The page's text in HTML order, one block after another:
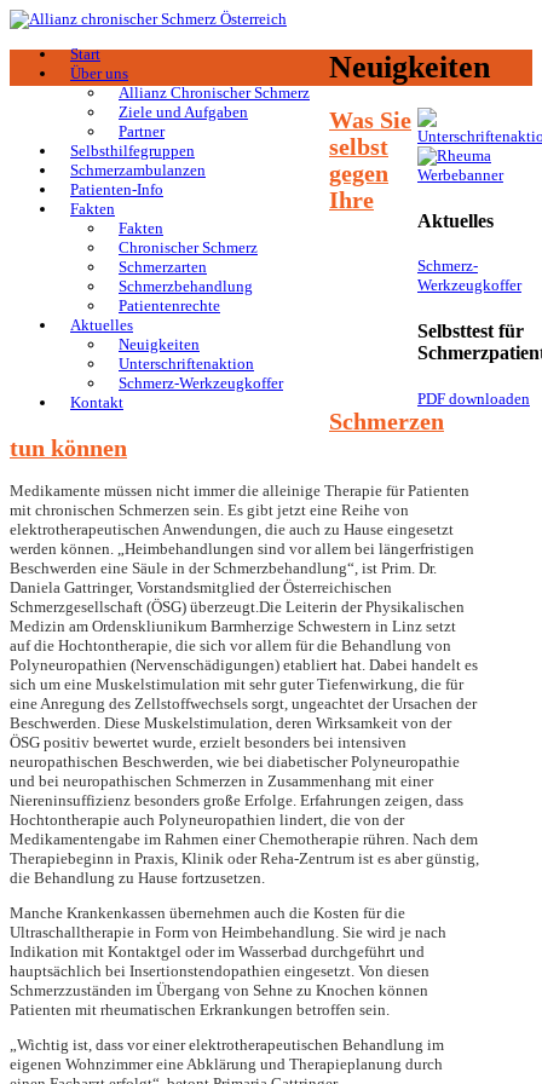
Start
Über uns
Allianz Chronischer Schmerz
Ziele und Aufgaben
Partner
Selbsthilfegruppen
Schmerzambulanzen
Patienten-Info
Fakten
Fakten
Chronischer Schmerz
Schmerzarten
Schmerzbehandlung
Patientenrechte
Aktuelles
Neuigkeiten
Unterschriftenaktion
Schmerz-Werkzeugkoffer
Kontakt
Neuigkeiten
Aktuelles
Schmerz-
Werkzeugkoffer
Selbsttest für
PDF downloaden
Was Sie
selbst
gegen
Ihre
Schmerzen
tun können
Medikamente müssen nicht immer die alleinige Therapie für Patienten
mit chronischen Schmerzen sein. Es gibt jetzt eine Reihe von
elektrotherapeutischen Anwendungen, die auch zu Hause eingesetzt
werden können. „Heimbehandlungen sind vor allem bei längerfristigen
Beschwerden eine Säule in der Schmerzbehandlung“, ist Prim. Dr.
Daniela Gattringer, Vorstandsmitglied der Österreichischen
Schmerzgesellschaft (ÖSG) überzeugt. Die Leiterin der Physikalischen
Medizin am Ordenskliunikum Barmherzige Schwestern in Linz setzt
auf die Hochtontherapie, die sich vor allem für die Behandlung von
Polyneuropathien (Nervenschädigungen) etabliert hat. Dabei handelt es
sich um eine Muskelstimulation mit sehr guter Tiefenwirkung, die für
eine Anregung des Zellstoffwechsels sorgt, ungeachtet der Ursachen der
Beschwerden. Diese Muskelstimulation, deren Wirksamkeit von der
ÖSG positiv bewertet wurde, erzielt besonders bei intensiven
neuropathischen Beschwerden, wie bei diabetischer Polyneuropathie
und bei neuropathischen Schmerzen in Zusammenhang mit einer
Niereninsuffizienz besonders große Erfolge. Erfahrungen zeigen, dass
Hochtontherapie auch Polyneuropathien lindert, die von der
Medikamentengabe im Rahmen einer Chemotherapie rühren. Nach dem
Therapiebeginn in Praxis, Klinik oder Reha-Zentrum ist es aber günstig,
die Behandlung zu Hause fortzusetzen.
Manche Krankenkassen übernehmen auch die Kosten für die
Ultraschalltherapie in Form von Heimbehandlung. Sie wird je nach
Indikation mit Kontaktgel oder im Wasserbad durchgeführt und
hauptsächlich bei Insertionstendopathien eingesetzt. Von diesen
Schmerzzuständen im Übergang von Sehne zu Knochen können
Patienten mit rheumatischen Erkrankungen betroffen sein.
„Wichtig ist, dass vor einer elektrotherapeutischen Behandlung im
eigenen Wohnzimmer eine Abklärung und Therapieplanung durch